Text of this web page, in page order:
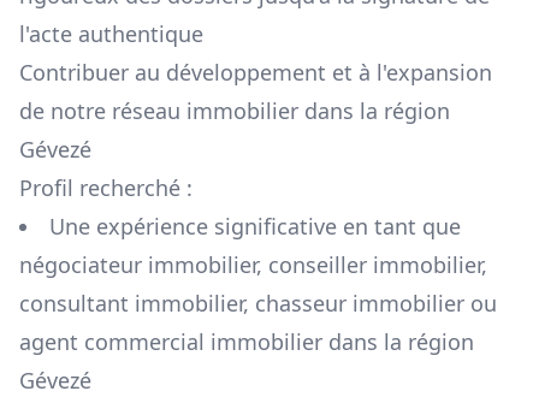
l'acte authentique
Contribuer au développement et à l'expansion
de notre réseau immobilier dans la région
Gévezé
Profil recherché :
Une expérience significative en tant que
négociateur immobilier, conseiller immobilier,
consultant immobilier, chasseur immobilier ou
agent commercial immobilier dans la région
Gévezé